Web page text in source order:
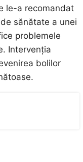
le-a recomandat
sănătate a unei
problemele
Intervenția
bolilor